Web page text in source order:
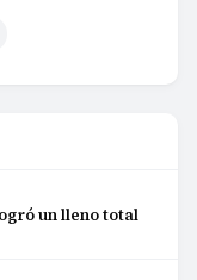
un lleno total